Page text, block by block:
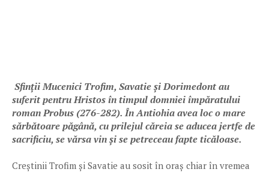
Sfinții Mucenici Trofim, Savatie și Dorimedont au
suferit pentru Hristos în timpul domniei împăratului
roman Probus (276-282). În Antiohia avea loc o mare
sărbătoare păgână, cu prilejul căreia se aducea jertfe de
sacrificiu, se vărsa vin și se petreceau fapte ticăloase.
Creștinii Trofim și Savatie au sosit în oraș chiar în vremea